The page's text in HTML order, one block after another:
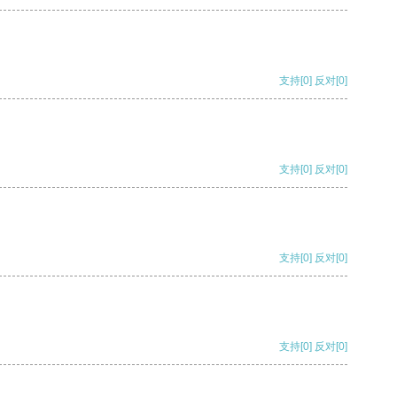
支持[0] 反对[0]
支持[0] 反对[0]
支持[0] 反对[0]
支持[0] 反对[0]